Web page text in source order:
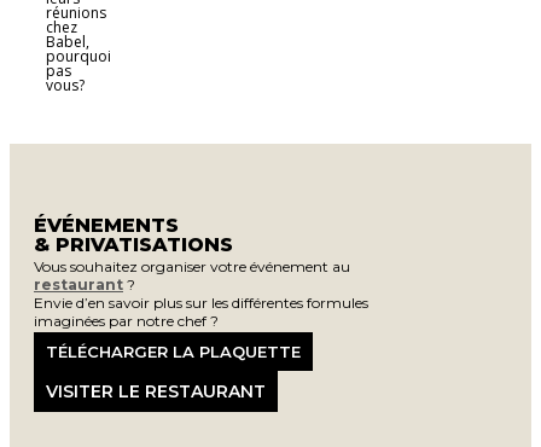
réunions
chez
Babel,
pourquoi
pas
vous?
ÉVÉNEMENTS
& PRIVATISATIONS
Vous souhaitez organiser votre événement au
restaurant ?
Envie d’en savoir plus sur les différentes formules
imaginées par notre chef ?
TÉLÉCHARGER LA PLAQUETTE
VISITER LE RESTAURANT